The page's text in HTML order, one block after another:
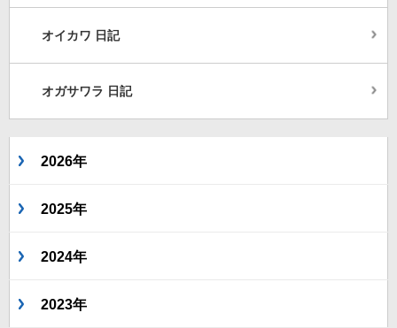
オイカワ 日記
オガサワラ 日記
2026年
2025年
2024年
2023年